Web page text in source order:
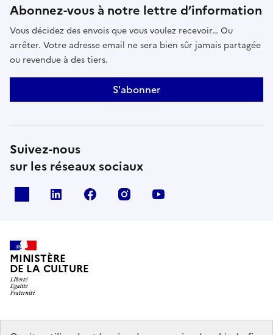
Abonnez-vous à notre lettre d’information
Vous décidez des envois que vous voulez recevoir… Ou
arrêter. Votre adresse email ne sera bien sûr jamais partagée
ou revendue à des tiers.
S'abonner
Suivez-nous
sur les réseaux sociaux
linkedin facebook instagram
MINISTÈRE
DE LA CULTURE